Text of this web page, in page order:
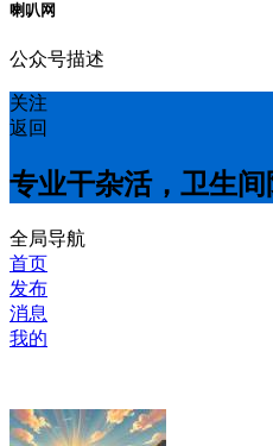
喇叭网
公众号描述
关注
返回
专业干杂活，卫生
全局导航
首页
发布
消息
我的